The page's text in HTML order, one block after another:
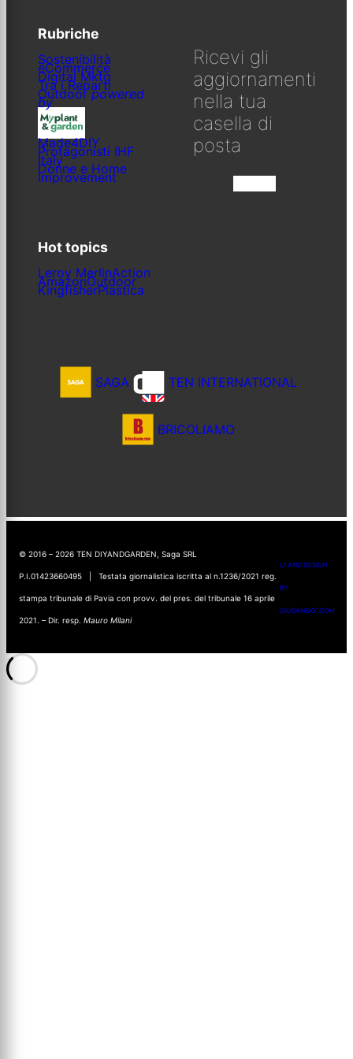
Rubriche
Sostenibilità
eCommerce
Digital Mktg
Tra i Reparti
Outdoorpowered
by
Made4DIY
Protagonisti IHF
Italy
Donne e Home
Improvement
Hot topics
Leroy MerlinAction
AmazonOutdoor
KingfisherPlastica
Ricevi gli
aggiornamenti
nella tua
casella di
posta
SAGA TEN INTERNATIONAL
BRICOLIAMO
© 2016 – 2026 TEN DIYANDGARDEN, Saga SRL
P.I.01423660495 | Testata giornalistica iscritta al n.1236/2021 reg.
stampa tribunale di Pavia con provv. del pres. del tribunale 16 aprile
2021. – Dir. resp. Mauro Milani
UI AND DESIGN
BY
GIUDANSKY.COM